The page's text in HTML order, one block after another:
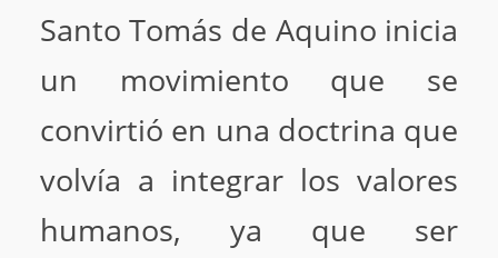
Santo Tomás de Aquino inicia
un movimiento que se
convirtió en una doctrina que
volvía a integrar los valores
humanos, ya que ser